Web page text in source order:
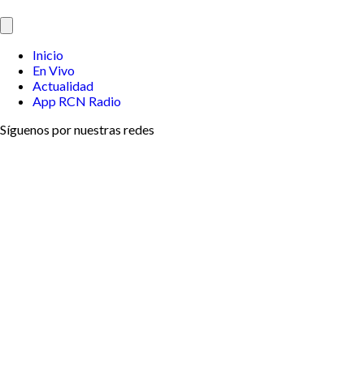
Inicio
En Vivo
Actualidad
App RCN Radio
Síguenos por nuestras redes